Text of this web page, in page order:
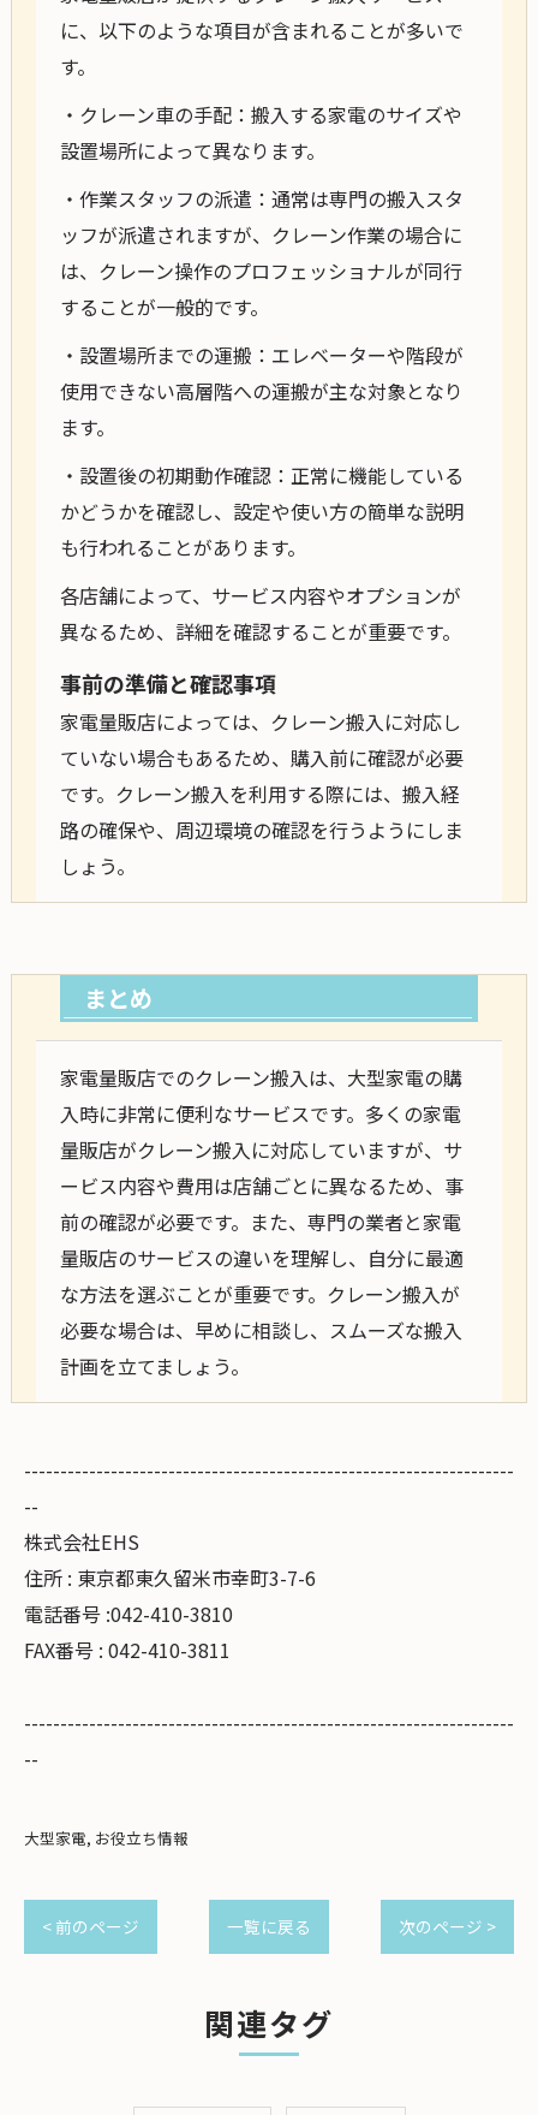
に、以下のような項目が含まれることが多いで
す。
・クレーン車の手配：搬入する家電のサイズや
設置場所によって異なります。
・作業スタッフの派遣：通常は専門の搬入スタ
ッフが派遣されますが、クレーン作業の場合に
は、クレーン操作のプロフェッショナルが同行
することが一般的です。
・設置場所までの運搬：エレベーターや階段が
使用できない高層階への運搬が主な対象となり
ます。
・設置後の初期動作確認：正常に機能している
かどうかを確認し、設定や使い方の簡単な説明
も行われることがあります。
各店舗によって、サービス内容やオプションが
異なるため、詳細を確認することが重要です。
事前の準備と確認事項
家電量販店によっては、クレーン搬入に対応し
ていない場合もあるため、購入前に確認が必要
です。クレーン搬入を利用する際には、搬入経
路の確保や、周辺環境の確認を行うようにしま
しょう。
まとめ
家電量販店でのクレーン搬入は、大型家電の購
入時に非常に便利なサービスです。多くの家電
量販店がクレーン搬入に対応していますが、サ
ービス内容や費用は店舗ごとに異なるため、事
前の確認が必要です。また、専門の業者と家電
量販店のサービスの違いを理解し、自分に最適
な方法を選ぶことが重要です。クレーン搬入が
必要な場合は、早めに相談し、スムーズな搬入
計画を立てましょう。
--------------------------------------------------------------------
--
株式会社EHS
住所 : 東京都東久留米市幸町3-7-6
電話番号 :042-410-3810
FAX番号 : 042-410-3811
--------------------------------------------------------------------
--
大型家電 お役立ち情報
< 前のページ 一覧に戻る 次のページ >
関連タグ